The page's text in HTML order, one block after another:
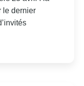
le dernier